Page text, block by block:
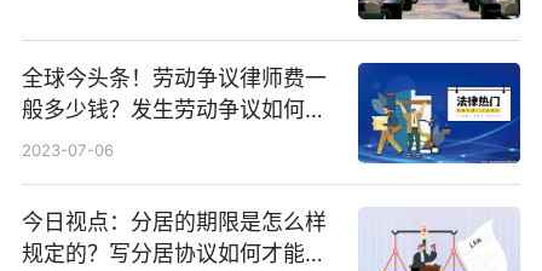
全球今头条！劳动争议律师费一
般多少钱？发生劳动争议如何算
工资？
2023-07-06
今日视点：分居的期限是怎么样
规定的？写分居协议如何才能有